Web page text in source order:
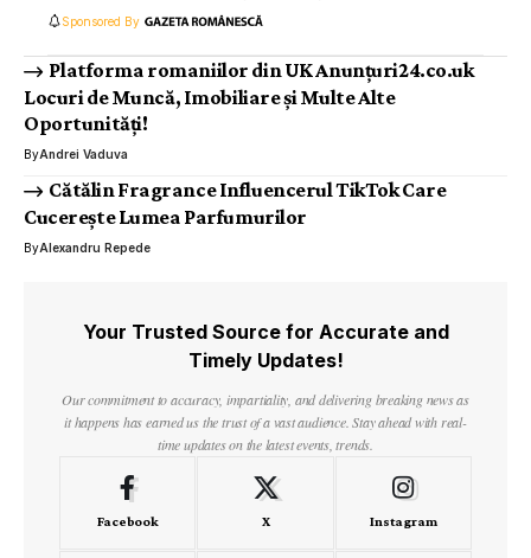
Sponsored By
Platforma romaniilor din UK Anunțuri24.co.uk
Locuri de Muncă, Imobiliare și Multe Alte
Oportunități!
ByAndrei Vaduva
Cătălin Fragrance Influencerul TikTok Care
Cucerește Lumea Parfumurilor
ByAlexandru Repede
Your Trusted Source for Accurate and
Timely Updates!
Our commitment to accuracy, impartiality, and delivering breaking news as
it happens has earned us the trust of a vast audience. Stay ahead with real-
time updates on the latest events, trends.
Facebook X Instagram